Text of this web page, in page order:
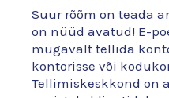
Suur rõõm on teada
on nüüd avatud! E-
mugavalt tellida
kontorisse või
Tellimiskeskkond on